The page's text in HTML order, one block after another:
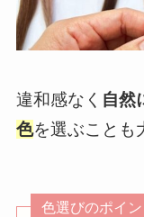
違和感なく 自然
色を選ぶことも
色選びのポイン